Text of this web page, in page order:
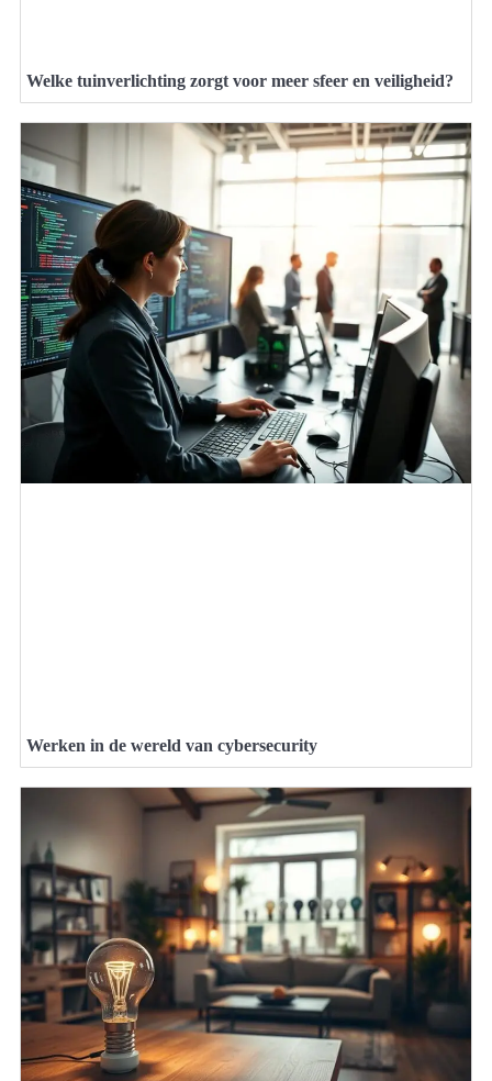
Welke tuinverlichting zorgt voor meer sfeer en veiligheid?
Werken in de wereld van cybersecurity